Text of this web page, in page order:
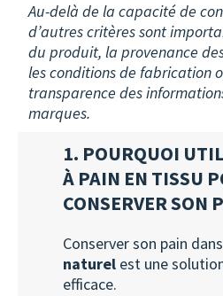
Au-delà de la capacité de
d’autres critères sont
du produit, la provenance
les conditions de fabrication
transparence des
marques.
1. POURQUOI
À PAIN EN TISSU
CONSERVER SON
Conserver son pain dans
naturelest une
efficace.